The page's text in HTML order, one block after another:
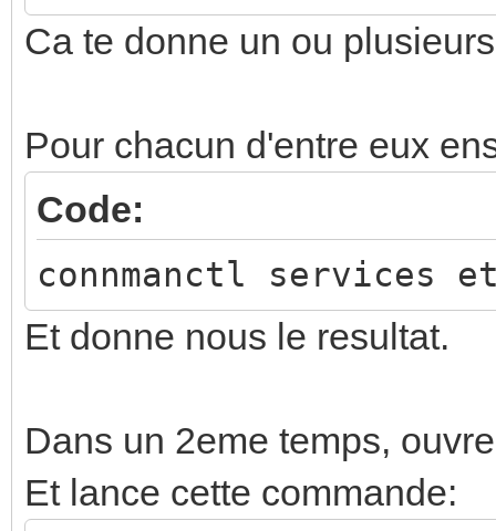
Ca te donne un ou
Pour chacun d'entre eux
Code:
connmanctl services
Et donne nous le resultat.
Dans un 2eme temps,
Et lance cette commande: